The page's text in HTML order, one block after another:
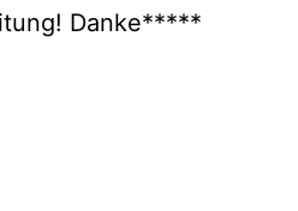
Danke*****